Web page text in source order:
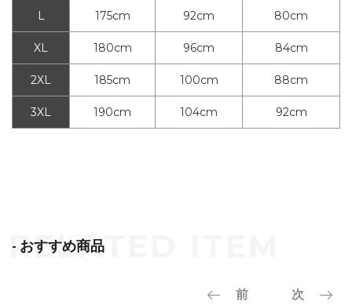
L 175cm 92cm 80cm
XL 180cm 96cm 84cm
2XL 185cm 100cm 88cm
3XL 190cm 104cm 92cm
- おすすめ商品
前 次